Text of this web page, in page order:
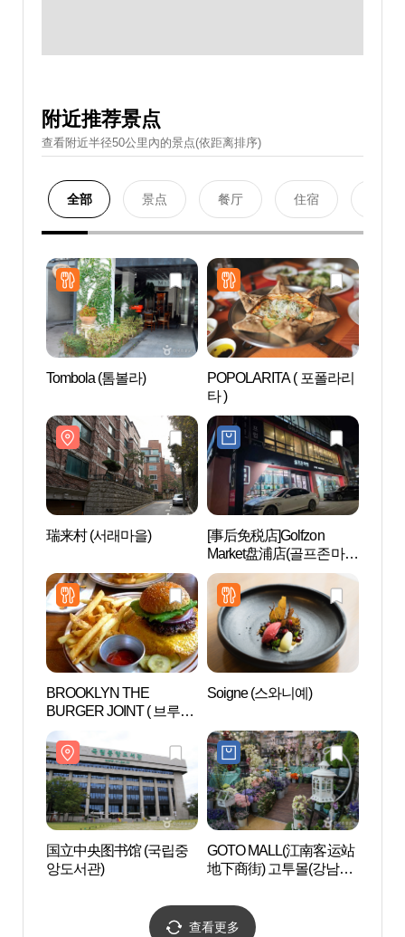
附近推荐景点
查看附近半径50公里內的景点(依距离排序)
全部 景点 餐厅 住宿
Tombola (톰볼라)
POPOLARITA ( 포폴라리
타 )
瑞来村 (서래마을)
[事后免税店]Golfzon
Market盘浦店(골프존마켓
반포점)
BROOKLYN THE
BURGER JOINT ( 브루클
린더버거조인트 )
Soigne (스와니예)
国立中央图书馆 (국립중
앙도서관)
GOTO MALL(江南客运站
地下商街) 고투몰(강남터
查看更多